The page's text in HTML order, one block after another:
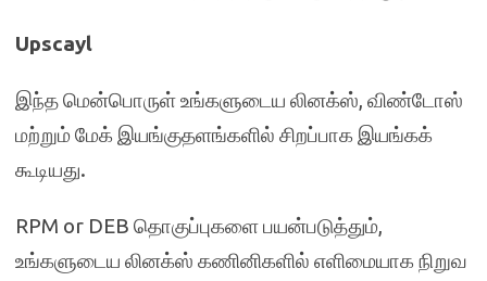
Upscayl
இந்த மென்பொருள் உங்களுடைய லினக்ஸ், விண்டோஸ்
மற்றும் மேக் இயங்குதளங்களில் சிறப்பாக இயங்கக்
கூடியது.
RPM or DEB தொகுப்புகளை பயன்படுத்தும்,
உங்களுடைய லினக்ஸ் கணினிகளில் எளிமையாக நிறுவ